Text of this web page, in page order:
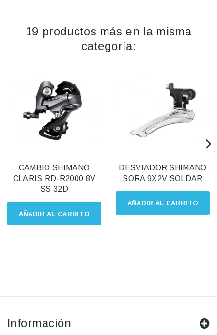
19 productos más en la misma
categoría:
AÑADIR AL CARRITO
CAMBIO SHIMANO
CLARIS RD-R2000 8V
SS 32D
AÑADIR AL CARRITO
DESVIADOR SHIMANO
SORA 9X2V SOLDAR
Información